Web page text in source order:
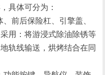
具体可分为：
前后保险杠、引擎盖、
用：将游浸式除油除锈等
轨线输送，烘烤结合在同